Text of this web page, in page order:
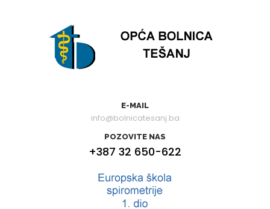
E-MAIL
info@bolnicatesanj.ba
POZOVITE NAS
+387 32 650-622